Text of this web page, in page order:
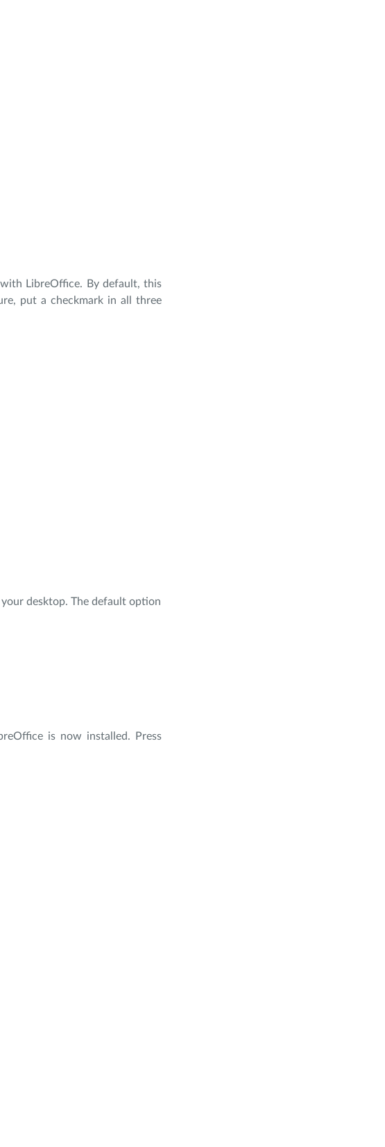
LibreOffice. By default, this
put a checkmark in all three
desktop. The default option
is now installed. Press